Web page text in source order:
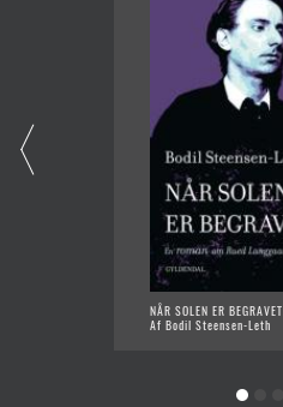
NÅR SOLEN ER BEGRAVET
Af Bodil Steensen-Leth